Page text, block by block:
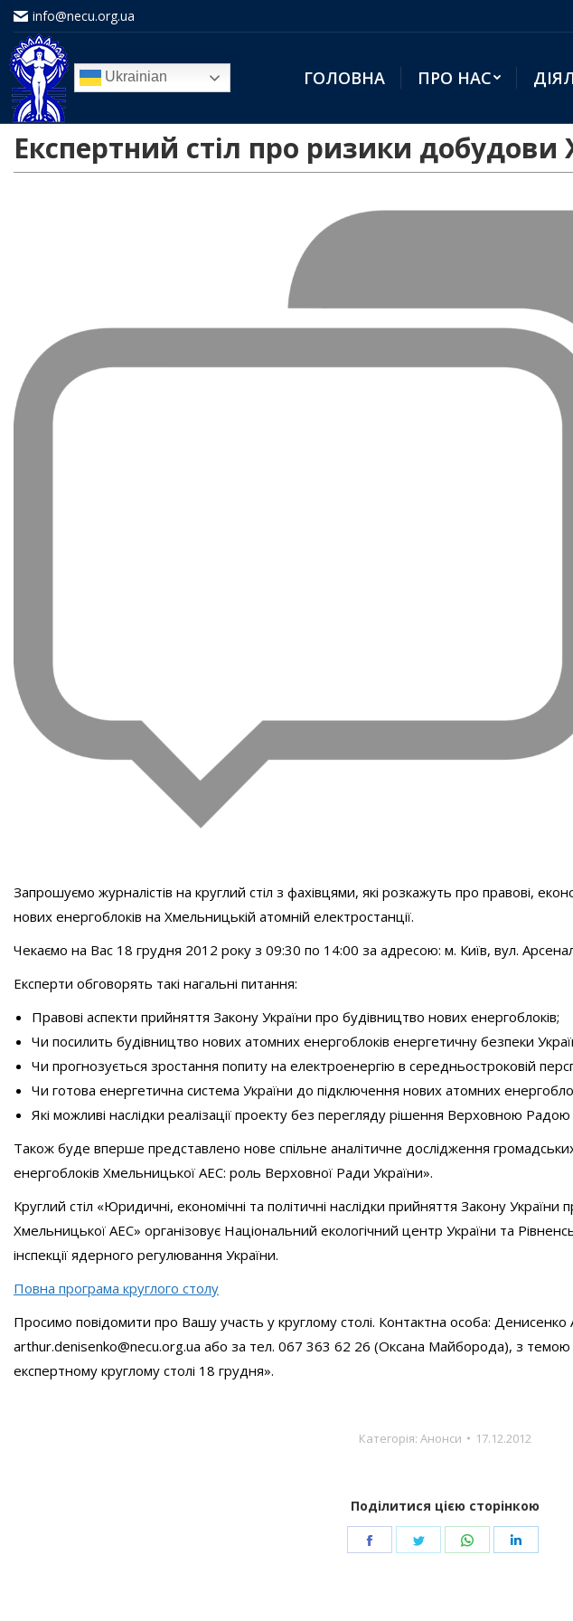
info@necu.org.ua
Ukrainian ГОЛОВНА ПРО НАС
Експертний стіл про ризики
Запрошуємо журналістів на круглий стіл з фахівцями, які розкажуть про правові,
нових енергоблоків на Хмельницькій атомній електростанції.
Чекаємо на Вас 18 грудня 2012 року з 09:30 по 14:00 за адресою: м. Київ, вул.
Експерти обговорять такі нагальні питання:
Правові аспекти прийняття Закону України про будівництво нових енергоблоків;
Чи посилить будівництво нових атомних енергоблоків енергетичну безпеки
Чи прогнозується зростання попиту на електроенергію в середньостроковій
Чи готова енергетична система України до підключення нових атомних
Які можливі наслідки реалізації проекту без перегляду рішення Верховною
Також буде вперше представлено нове спільне аналітичне дослідження
енергоблоків Хмельницької АЕС: роль Верховної Ради України».
Круглий стіл «Юридичні, економічні та політичні наслідки прийняття Закону
Хмельницької АЕС» організовує Національний екологічний центр України та
інспекції ядерного регулювання України.
Повна програма круглого столу
Просимо повідомити про Вашу участь у круглому столі. Контактна особа:
arthur.denisenko@necu.org.ua або за тел. 067 363 62 26 (Оксана Майборода), з темою
експертному круглому столі 18 грудня».
Категорія: Анонси 17.12.2012
Поділитися цією сторінкою
Share
Share
Share